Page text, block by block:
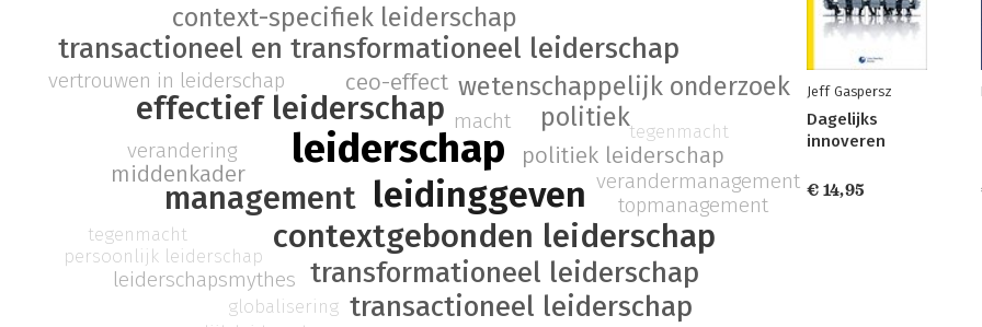
leiderschap
leidinggeven
contextgebonden leiderschap
effectief leiderschap
management
transformationeel leiderschap
transactioneel en transformationeel leiderschap
transactioneel leiderschap
wetenschappelijk onderzoek
politiek
context-specifiek leiderschap
politiek leiderschap
middenkader
ceo-effect
vertrouwen in leiderschap
verandermanagement
verandering
topmanagement
macht
leiderschapsmythes
tegenmacht
globalisering
persoonlijk leiderschap
tegenmacht
Jeff Gaspersz
Dagelijks
innoveren
€ 14,95